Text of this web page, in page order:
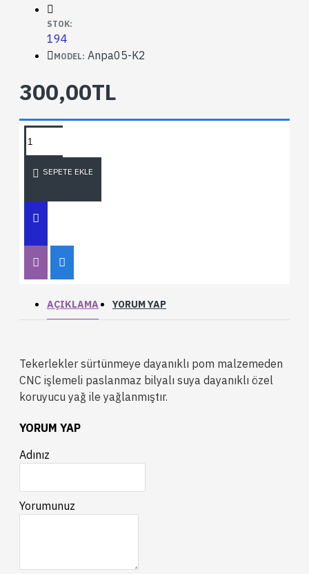
300,00TL
STOK:
194
MODEL: Anpa05-K2
SEPETE EKLE
AÇIKLAMA YORUM YAP
Tekerlekler sürtünmeye dayanıklı pom malzemeden
CNC işlemeli paslanmaz bilyalı suya dayanıklı özel
koruyucu yağ ile yağlanmıştır.
YORUM YAP
Adınız
Yorumunuz